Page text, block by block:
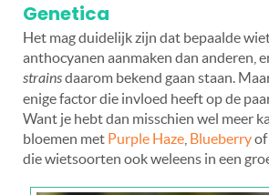
Genetica
Het mag duidelijk zijn dat bepaalde
anthocyanen aanmaken dan anderen,
strainsdaarom bekend gaan staan.
enige factor die invloed heeft op de
Want je hebt dan misschien wel meer
bloemen met Purple Haze Blueberryof
die wietsoorten ook weleens in een